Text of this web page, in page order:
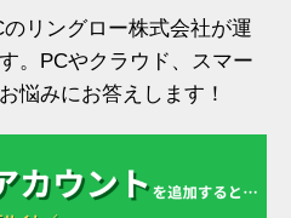
リングロー株式会社が運
。PCやクラウド、スマー
悩みにお答えします！